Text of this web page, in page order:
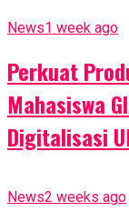
News1 week ago
Perkuat
Mahasiswa
Digitalisasi
News2 weeks ago